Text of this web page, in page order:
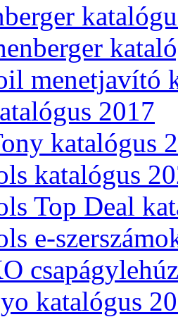
menetjavító
2017
katalógus
katalógus
Top Deal
e-
katalógus